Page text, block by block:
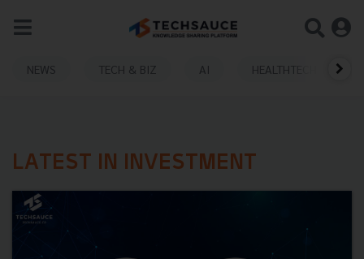
NEWS TECH & BIZ AI HEALTHTECH
LATEST IN INVESTMENT